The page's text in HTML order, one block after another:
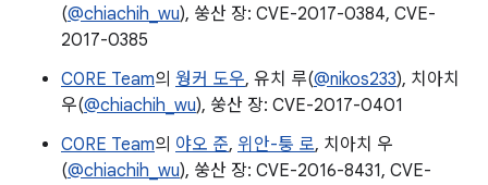
(@chiachih_wu), 쑹산 장: CVE-2017-0384, CVE-
2017-0385
C0RE Team의 웡커 도우, 유치 루(@nikos233), 치아치
우(@chiachih_wu), 쑹산 장: CVE-2017-0401
C0RE Team의 야오 준, 위안-퉁 로, 치아치 우
(@chiachih_wu), 쑹산 장: CVE-2016-8431, CVE-